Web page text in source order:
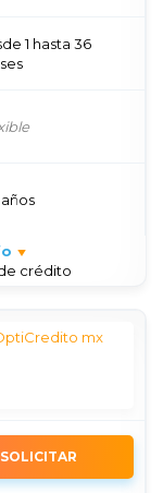
1 hasta 36
años
crédito
SOLICITAR